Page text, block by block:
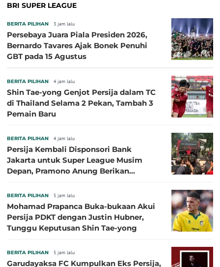
BRI SUPER LEAGUE
BERITA PILIHAN 3 jam lalu
Persebaya Juara Piala Presiden 2026,
Bernardo Tavares Ajak Bonek Penuhi
GBT pada 15 Agustus
BERITA PILIHAN 4 jam lalu
Shin Tae-yong Genjot Persija dalam TC
di Thailand Selama 2 Pekan, Tambah 3
Pemain Baru
BERITA PILIHAN 4 jam lalu
Persija Kembali Disponsori Bank
Jakarta untuk Super League Musim
Depan, Pramono Anung Berikan
BERITA PILIHAN 5 jam lalu
Mohamad Prapanca Buka-bukaan Akui
Persija PDKT dengan Justin Hubner,
Tunggu Keputusan Shin Tae-yong
BERITA PILIHAN 5 jam lalu
Garudayaksa FC Kumpulkan Eks Persija,